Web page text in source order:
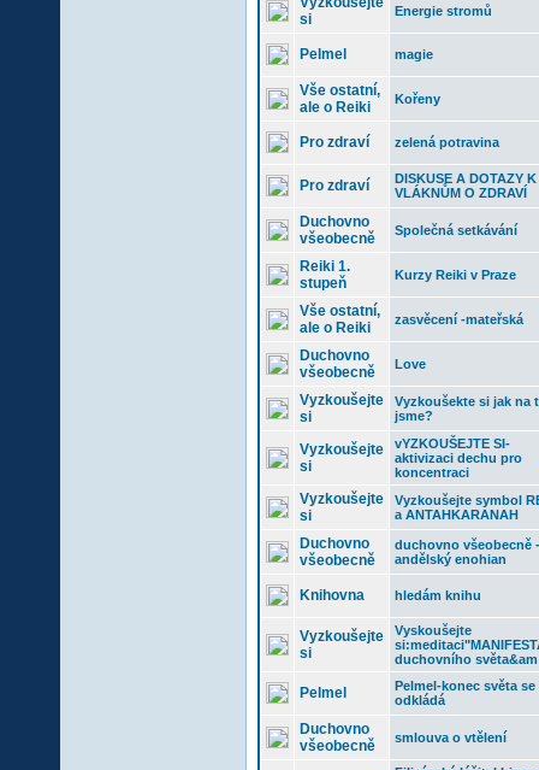
si
Energie stromů
Pelmel magie
Vše ostatní,
ale o Reiki
Kořeny
Pro zdraví zelená potravina
Pro zdraví
DISKUSE A DOTAZY K
VLÁKNŮM O ZDRAVÍ
Duchovno
všeobecně
Společná setkávání
Reiki 1.
stupeň
Kurzy Reiki v Praze
Vše ostatní,
ale o Reiki
zasvěcení -mateřská
Duchovno
všeobecně
Love
Vyzkoušejte
si
Vyzkoušekte si jak na
jsme?
Vyzkoušejte
si
vYZKOUŠEJTE SI-
aktivizaci dechu pro
koncentraci
Vyzkoušejte
si
Vyzkoušejte symbol
a ANTAHKARANAH
Duchovno
všeobecně
duchovno všeobecně -
andělský enohian
Knihovna hledám knihu
Vyzkoušejte
si
Vyskoušejte
duchovního světa&am
Pelmel
Pelmel-konec světa se
odkládá
Duchovno
všeobecně
smlouva o vtělení